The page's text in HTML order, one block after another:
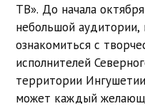
ТВ». До начала
небольшой аудитории,
ознакомиться с
исполнителей
территории
может каждый